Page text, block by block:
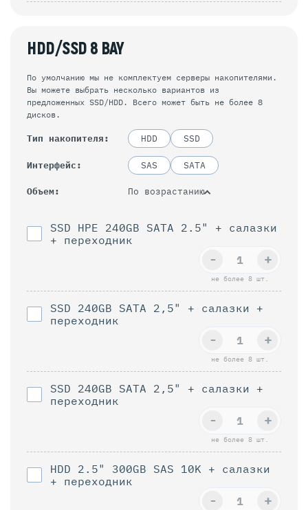
HDD/SSD 8 BAY
По умолчанию мы не комплектуем серверы накопителями.
Вы можете выбрать несколько вариантов из
предложенных SSD/HDD. Всего может быть не более 8
дисков.
Тип накопителя HDD SSD
Интерфейс SAS SATA
Объем По возрастанию
SSD HPE 240GB SATA 2.5" + салазки
+ переходник
не более 8 шт.
+
-
SSD 240GB SATA 2,5" + салазки +
переходник
не более 8 шт.
+
-
SSD 240GB SATA 2,5" + салазки +
переходник
не более 8 шт.
+
-
HDD 2.5" 300GB SAS 10K + салазки
+ переходник
+
-